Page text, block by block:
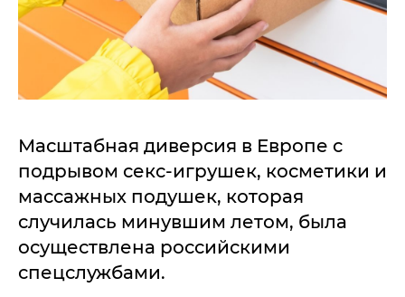
Масштабная диверсия в Европе с
подрывом секс-игрушек, косметики и
массажных подушек, которая
случилась минувшим летом, была
осуществлена российскими
спецслужбами.